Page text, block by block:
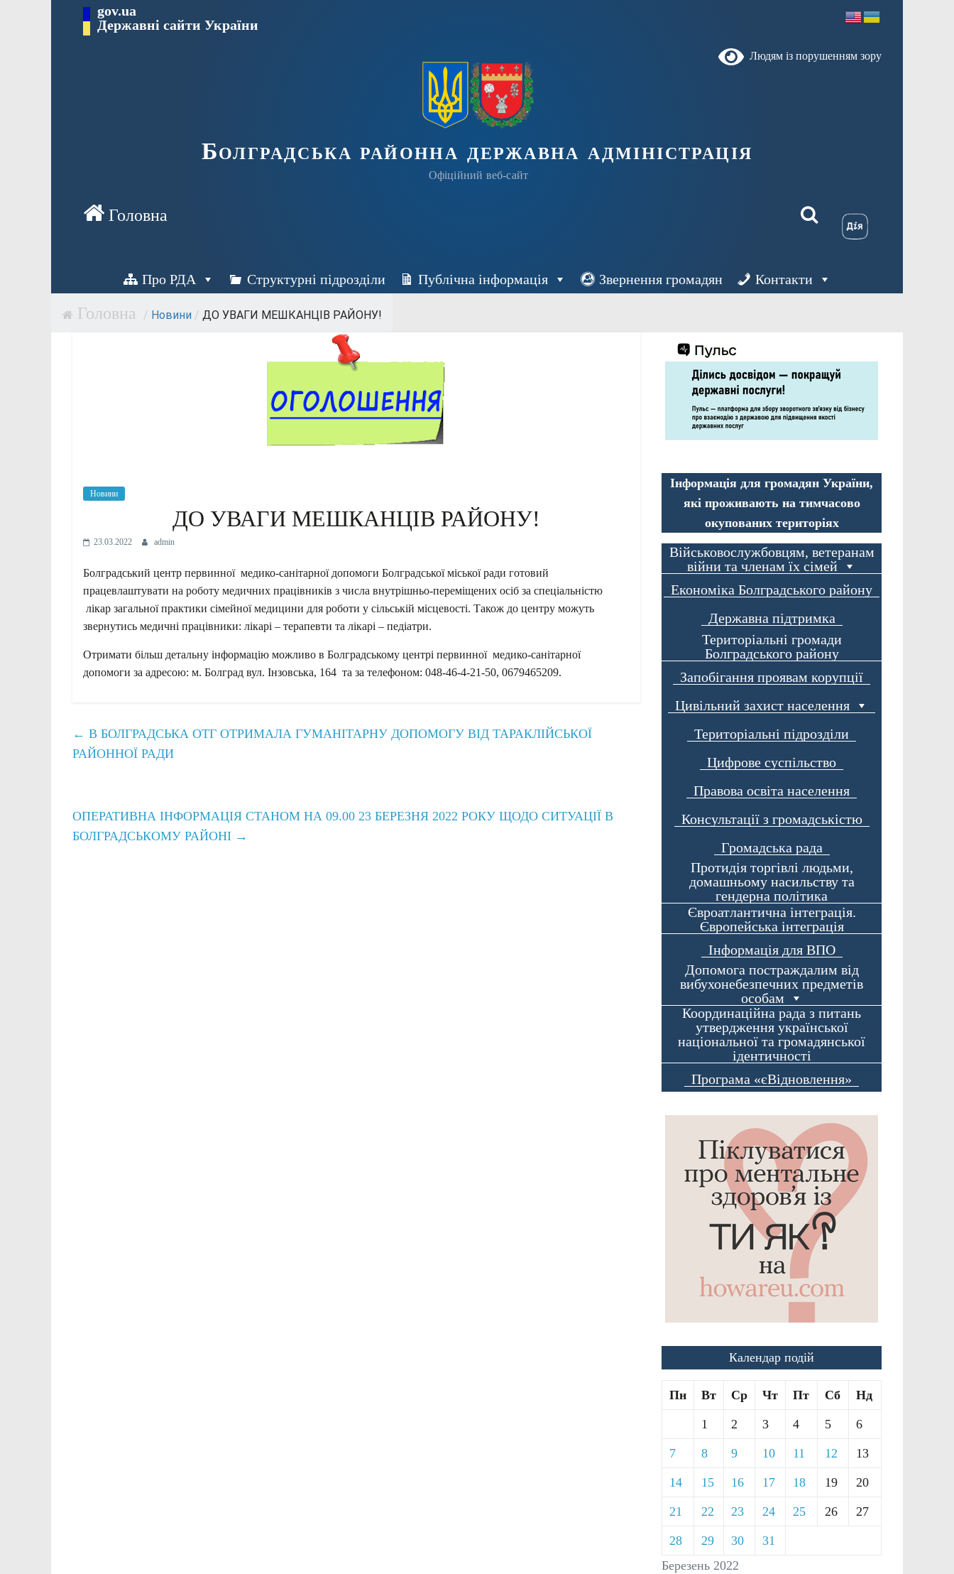
Перейти gov.ua
Державні сайти України
Людям із порушенням зору
Болградська районна державна адміністрація
Офіційний веб-сайт
Про РДА Структурні підрозділи Публічна інформація Звернення громадян Контакти
/ Новини / ДО УВАГИ МЕШКАНЦІВ РАЙОНУ!
Новини
ДО УВАГИ МЕШКАНЦІВ РАЙОНУ!
23.03.2022 admin
Болградський центр первинної медико-санітарної допомоги Болградської міської ради готовий
працевлаштувати на роботу медичних працівників з числа внутрішньо-переміщених осіб за спеціальністю
лікар загальної практики сімейної медицини для роботи у сільській місцевості. Також до центру можуть
звернутись медичні працівники: лікарі – терапевти та лікарі – педіатри.
Отримати більш детальну інформацію можливо в Болградському центрі первинної медико-санітарної
допомоги за адресою: м. Болград вул. Інзовська, 164 та за телефоном: 048-46-4-21-50, 0679465209.
← В БОЛГРАДСЬКА ОТГ ОТРИМАЛА ГУМАНІТАРНУ ДОПОМОГУ ВІД ТАРАКЛІЙСЬКОЇ
РАЙОННОЇ РАДИ
ОПЕРАТИВНА ІНФОРМАЦІЯ СТАНОМ НА 09.00 23 БЕРЕЗНЯ 2022 РОКУ ЩОДО СИТУАЦІЇ В
БОЛГРАДСЬКОМУ РАЙОНІ →
Інформація для громадян України,
які проживають на тимчасово
окупованих територіях
Військовослужбовцям, ветеранам
війни та членам їх сімей
Економіка Болградського району
Державна підтримка
Територіальні громади
Болградського району
Запобігання проявам корупції
Цивільний захист населення
Територіальні підрозділи
Цифрове суспільство
Правова освіта населення
Консультації з громадськістю
Громадська рада
Протидія торгівлі людьми,
домашньому насильству та
гендерна політика
Євроатлантична інтеграція.
Європейська інтеграція
Інформація для ВПО
Допомога постраждалим від
вибухонебезпечних предметів
особам
Координаційна рада з питань
утвердження української
національної та громадянської
ідентичності
Програма «єВідновлення»
Календар подій
Березень 2022
Пн Вт Ср Чт Пт Сб Нд
1 2 3 4 5 6
7 8 9 10 11 12 13
14 15 16 17 18 19 20
21 22 23 24 25 26 27
28 29 30 31